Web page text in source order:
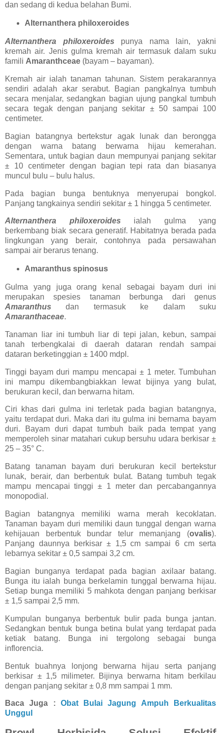
dan sedang di kedua belahan Bumi.
Alternanthera philoxeroides
Alternanthera philoxeroides punya nama lain, yakni
kremah air. Jenis gulma kremah air termasuk dalam suku
famili Amaranthceae (bayam – bayaman).
Kremah air ialah tanaman tahunan. Sistem perakarannya
sendiri adalah akar serabut. Bagian pangkalnya tumbuh
secara menjalar, sedangkan bagian ujung pangkal tumbuh
secara tegak dengan panjang sekitar ± 50 sampai 100
centimeter.
Bagian batangnya bertekstur agak lunak dan berongga
dengan warna batang berwarna hijau kemerahan.
Sementara, untuk bagian daun mempunyai panjang sekitar
± 10 centimeter dengan bagian tepi rata dan biasanya
muncul bulu – bulu halus.
Pada bagian bunga bentuknya menyerupai bongkol.
Panjang tangkainya sendiri sekitar ± 1 hingga 5 centimeter.
Alternanthera philoxeroides ialah gulma yang
berkembang biak secara generatif. Habitatnya berada pada
lingkungan yang berair, contohnya pada persawahan
sampai air berarus tenang.
Amaranthus spinosus
Gulma yang juga orang kenal sebagai bayam duri ini
merupakan spesies tanaman berbunga dari genus
Amaranthus dan termasuk ke dalam suku
Amaranthaceae.
Tanaman liar ini tumbuh liar di tepi jalan, kebun, sampai
tanah terbengkalai di daerah dataran rendah sampai
dataran berketinggian ± 1400 mdpl.
Tinggi bayam duri mampu mencapai ± 1 meter. Tumbuhan
ini mampu dikembangbiakkan lewat bijinya yang bulat,
berukuran kecil, dan berwarna hitam.
Ciri khas dari gulma ini terletak pada bagian batangnya,
yaitu terdapat duri. Maka dari itu gulma ini bernama bayam
duri. Bayam duri dapat tumbuh baik pada tempat yang
memperoleh sinar matahari cukup bersuhu udara berkisar ±
25 – 35° C.
Batang tanaman bayam duri berukuran kecil bertekstur
lunak, berair, dan berbentuk bulat. Batang tumbuh tegak
mampu mencapai tinggi ± 1 meter dan percabangannya
monopodial.
Bagian batangnya memiliki warna merah kecoklatan.
Tanaman bayam duri memiliki daun tunggal dengan warna
kehijauan berbentuk bundar telur memanjang (ovalis).
Panjang daunnya berkisar ± 1,5 cm sampai 6 cm serta
lebarnya sekitar ± 0,5 sampai 3,2 cm.
Bagian bunganya terdapat pada bagian axilaar batang.
Bunga itu ialah bunga berkelamin tunggal berwarna hijau.
Setiap bunga memiliki 5 mahkota dengan panjang berkisar
± 1,5 sampai 2,5 mm.
Kumpulan bunganya berbentuk bulir pada bunga jantan.
Sedangkan bentuk bunga betina bulat yang terdapat pada
ketiak batang. Bunga ini tergolong sebagai bunga
inflorencia.
Bentuk buahnya lonjong berwarna hijau serta panjang
berkisar ± 1,5 milimeter. Bijinya berwarna hitam berkilau
dengan panjang sekitar ± 0,8 mm sampai 1 mm.
Baca Juga : Obat Bulai Jagung Ampuh Berkualitas
Unggul